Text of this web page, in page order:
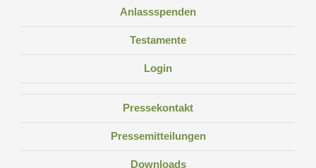
Anlassspenden
Testamente
Login
Pressekontakt
Pressemitteilungen
Downloads